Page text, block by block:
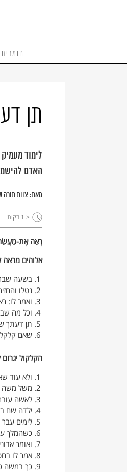
תן
לימוד
האדם
מאת: צוות תורה
< 1 דקות
רְאֵה אֶת-מַעֲשֵׂה
אלוהים מראה
בשעה
נטלו
ואמר לו:
וכל מה
תן דעתך
שאם
הקלקול
ולא עוד
משל משה
לאשה
ילדה שם
לימים
כשהמלך
ואומר
אמר לו
כך במשה